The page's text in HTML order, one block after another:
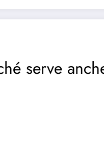
serve